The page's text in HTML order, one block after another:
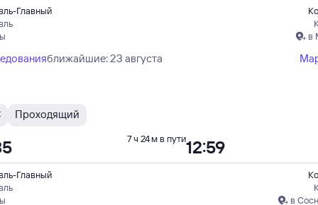
Главный
в
ближайшие: 23 августа
Проходящий
Главный
в
12:59
7 ч 24 м в пути